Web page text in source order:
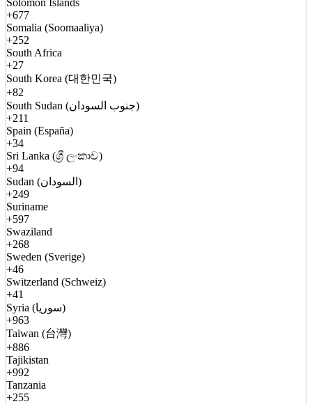
Solomon Islands
+677
Somalia (Soomaaliya)
+252
South Africa
+27
South Korea (대한민국)
+82
South Sudan (جنوب السودان)
+211
Spain (España)
+34
Sri Lanka (ශ්‍රී ලංකාව)
+94
Sudan (السودان)
+249
Suriname
+597
Swaziland
+268
Sweden (Sverige)
+46
Switzerland (Schweiz)
+41
Syria (سوريا)
+963
Taiwan (台灣)
+886
Tajikistan
+992
Tanzania
+255